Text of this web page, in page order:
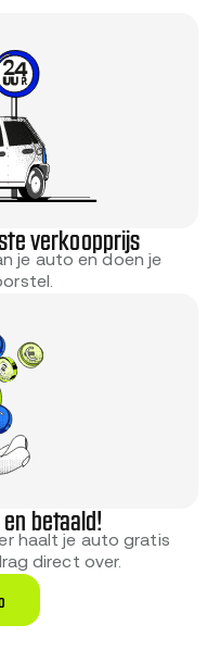
verkoopprijs
je auto en doen je
betaald!
haalt je auto gratis
direct over.